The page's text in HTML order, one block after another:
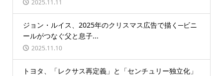
2025.11.11
ジョン・ルイス、2025年のクリスマス広告で描く─ビニ
ールがつなぐ父と息子...
2025.11.10
トヨタ、「レクサス再定義」と「センチュリー独立化」